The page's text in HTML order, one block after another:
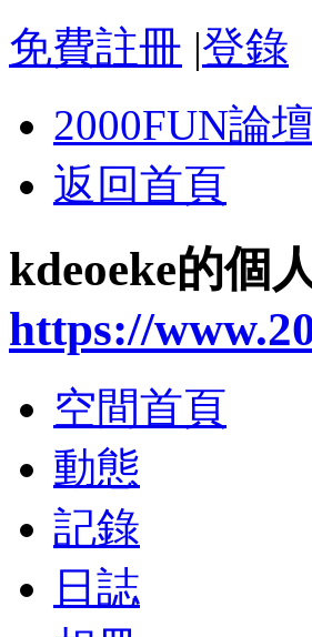
免費註冊 |登錄
2000FUN論壇
返回首頁
kdeoeke的個
https://
空間首頁
動態
記錄
日誌